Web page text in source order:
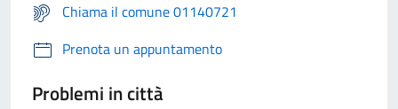
Chiama il comune 01140721
Prenota un appuntamento
Problemi in città